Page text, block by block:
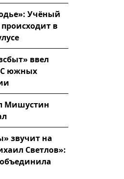
Учёный
в
ввел
южных
Мишустин
звучит на
Светлов»: